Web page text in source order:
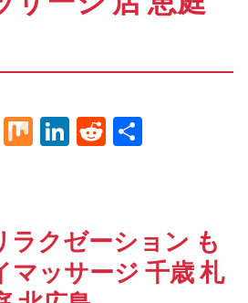
Threads
MixLinkedIn
Reddit
ラクゼーション も
マッサージ 千歳 札